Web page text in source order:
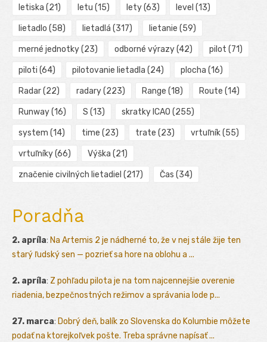
letiska (21) letu (15) lety(63) level (13)
lietadlo (58) lietadlá (317) lietanie (59)
merné jednotky(23) odborné výrazy(42) pilot (71)
piloti (64) pilotovanie lietadla (24) plocha (16)
Radar(22) radary(223) Range (18) Route (14)
Runway(16) S (13) skratky ICAO (255)
system (14) time (23) trate (23) vrtuľník(55)
vrtuľníky(66) Výška (21)
značenie civilných lietadiel (217) Čas (34)
Poradňa
2. apríla: Na Artemis 2 je nádherné to, že v nej stále žije ten
starý ľudský sen — pozrieť sa hore na oblohu a ...
2. apríla: Z pohľadu pilota je na tom najcennejšie overenie
riadenia, bezpečnostných režimov a správania lode p...
27. marca: Dobrý deň, balík zo Slovenska do Kolumbie môžete
podať na ktorejkoľvek pošte. Treba správne napísať ...